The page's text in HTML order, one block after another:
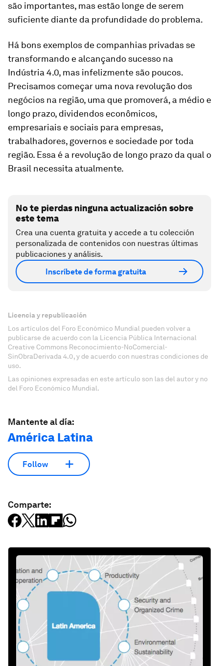
são importantes, mas estão longe de serem
suficiente diante da profundidade do problema.
Há bons exemplos de companhias privadas se
transformando e alcançando sucesso na
Indústria 4.0, mas infelizmente são poucos.
Precisamos começar uma nova revolução dos
negócios na região, uma que promoverá, a médio e
longo prazo, dividendos econômicos,
empresariais e sociais para empresas,
trabalhadores, governos e sociedade por toda
região. Essa é a revolução de longo prazo da qual o
Brasil necessita atualmente.
No te pierdas ninguna actualización sobre
este tema
Crea una cuenta gratuita y accede a tu colección
personalizada de contenidos con nuestras últimas
publicaciones y análisis.
Inscríbete de forma gratuita
Licencia y republicación
Los artículos del Foro Económico Mundial pueden volver a
publicarse de acuerdo con la Licencia Pública Internacional
Creative Commons Reconocimiento-NoComercial-
SinObraDerivada 4.0, y de acuerdo con nuestras condiciones de
uso.
Las opiniones expresadas en este artículo son las del autor y no
del Foro Económico Mundial.
Mantente al día:
América Latina
Follow
Comparte: